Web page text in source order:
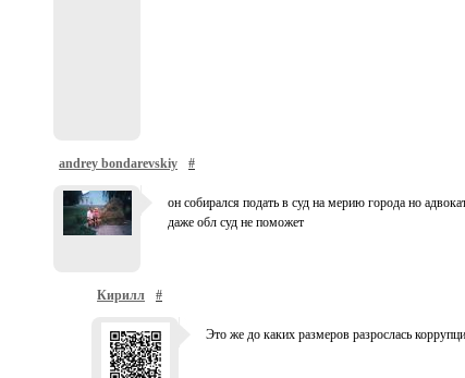
andrey bondarevskiy #
он собирался подать в суд на мерию города но
даже обл суд не поможет
Кирилл #
Это же до каких размеров разрослась